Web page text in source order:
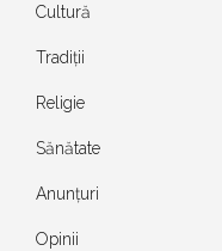
Cultură
Tradiții
Religie
Sănătate
Anunțuri
Opinii